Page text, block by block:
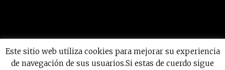
Carniceria Carlos Macias byHazmeweb
Este sitio web utiliza cookies para mejorar su experiencia
de navegación de sus usuarios.Si estas de cuerdo sigue